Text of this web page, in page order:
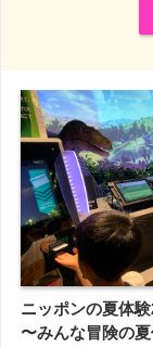
ニッポンの夏体
〜みんな冒険の